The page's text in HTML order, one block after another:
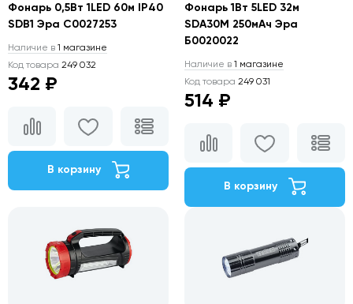
Фонарь 0,5Вт 1LED 60м IP40
SDB1 Эра С0027253
Наличие в 1 магазине
Код товара 249 032
342 ₽
В корзину
Фонарь 1Вт 5LED 32м
SDA30M 250мАч Эра
Б0020022
Наличие в 1 магазине
Код товара 249 031
514 ₽
В корзину